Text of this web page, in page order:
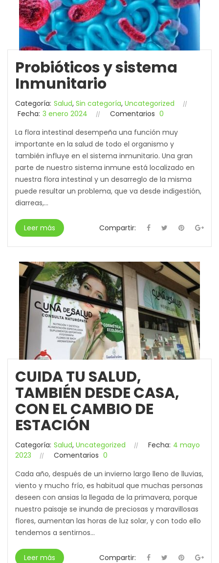
Probióticos y sistema
Inmunitario
Categoría: Salud, Sin categoría, Uncategorized
Fecha: 3 enero 2024 Comentarios 0
La flora intestinal desempeña una función muy
importante en la salud de todo el organismo y
también influye en el sistema inmunitario. Una gran
parte de nuestro sistema inmune está localizado en
nuestra flora intestinal y un desarreglo de la misma
puede resultar un problema, que va desde indigestión,
diarreas,...
Leer más Compartir:
CUIDA TU SALUD,
TAMBIÉN DESDE CASA,
CON EL CAMBIO DE
ESTACIÓN
Categoría: Salud, Uncategorized Fecha: 4 mayo
2023
Comentarios 0
Cada año, después de un invierno largo lleno de lluvias,
viento y mucho frío, es habitual que muchas personas
deseen con ansias la llegada de la primavera, porque
nuestro paisaje se inunda de preciosas y maravillosas
flores, aumentan las horas de luz solar, y con todo ello
tendemos a sentirnos...
Leer más Compartir: